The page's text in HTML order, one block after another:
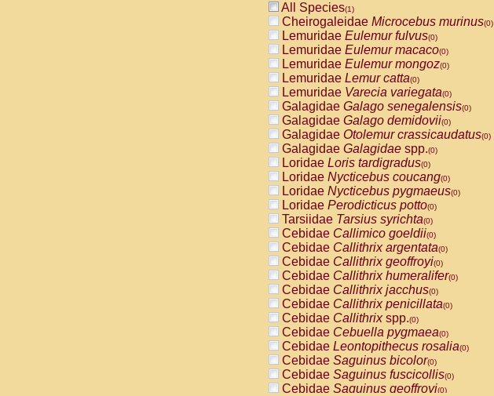
All Species(1)
Cheirogaleidae Microcebus murinus(0)
Lemuridae Eulemur fulvus(0)
Lemuridae Eulemur macaco(0)
Lemuridae Eulemur mongoz(0)
Lemuridae Lemur catta(0)
Lemuridae Varecia variegata(0)
Galagidae Galago senegalensis(0)
Galagidae Galago demidovii(0)
Galagidae Otolemur crassicaudatus(0)
Galagidae Galagidae spp.(0)
Loridae Loris tardigradus(0)
Loridae Nycticebus coucang(0)
Loridae Nycticebus pygmaeus(0)
Loridae Perodicticus potto(0)
Tarsiidae Tarsius syrichta(0)
Cebidae Callimico goeldii(0)
Cebidae Callithrix argentata(0)
Cebidae Callithrix geoffroyi(0)
Cebidae Callithrix humeralifer(0)
Cebidae Callithrix jacchus(0)
Cebidae Callithrix penicillata(0)
Cebidae Callithrixspp.(0)
Cebidae Cebuella pygmaea(0)
Cebidae Leontopithecus rosalia(0)
Cebidae Saguinus bicolor(0)
Cebidae Saguinus fuscicollis(0)
Cebidae Saguinus geoffroyi(0)